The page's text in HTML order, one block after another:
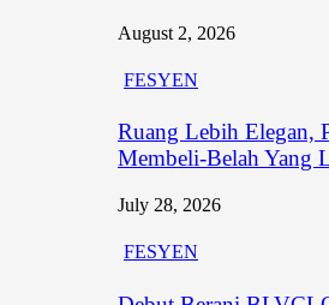
August 2, 2026
FESYEN
Ruang Lebih Elegan,
Membeli-Belah Yang
July 28, 2026
FESYEN